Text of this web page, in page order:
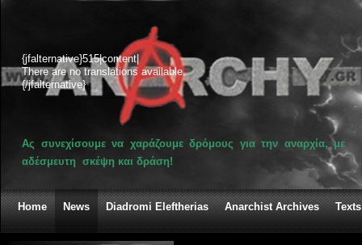
{jfalternative}515|content|
There are no translations available.
{/jfalternative}
Ας συνεχίσουμε να χαράζουμε δρόμους για την αναρχία, με
αδέσμευτη σκέψη και δράση!
Home News Diadromi Eleftherias Anarchist Archives Texts